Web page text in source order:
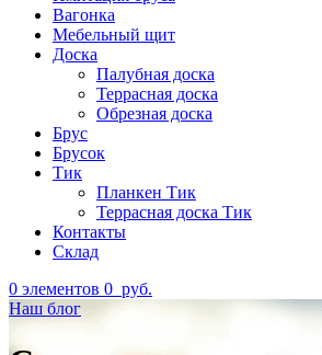
Вагонка
Мебельный щит
Доска
Палубная доска
Террасная доска
Обрезная доска
Брус
Брусок
Тик
Планкен Тик
Террасная доска Тик
Контакты
Склад
0 элементов 0 руб.
Наш блог